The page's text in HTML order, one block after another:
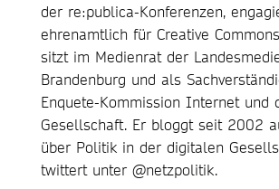
der re:publica-Konferenzen,
ehrenamtlich für Creative
sitzt im Medienrat der
Brandenburg und als
Enquete-Kommission Internet und
Gesellschaft. Er bloggt seit 2002
über Politik in der digitalen
twittert unter @netzpolitik.